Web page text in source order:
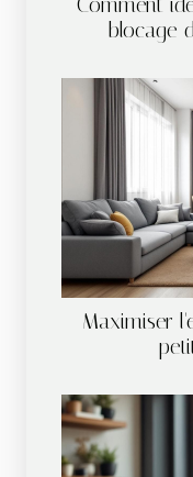
Comment
blocage
Maximiser